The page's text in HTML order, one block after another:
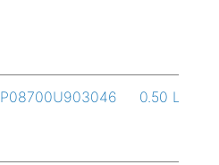
P08700U903046 0.50 L